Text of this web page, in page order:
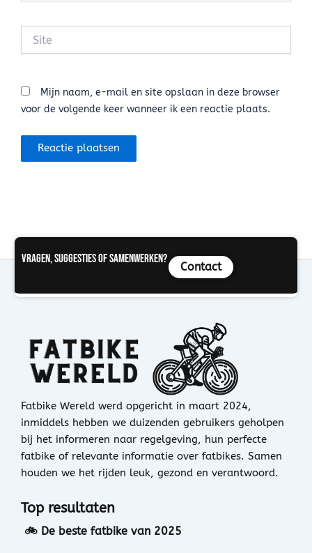
Mijn naam, e-mail en site opslaan in deze browser
voor de volgende keer wanneer ik een reactie plaats.
Vragen, suggesties of samenwerken?
Contact
Fatbike Wereld werd opgericht in maart 2024,
inmiddels hebben we duizenden gebruikers geholpen
bij het informeren naar regelgeving, hun perfecte
fatbike of relevante informatie over fatbikes. Samen
houden we het rijden leuk, gezond en verantwoord.
Top resultaten
🚲 De beste fatbike van 2025